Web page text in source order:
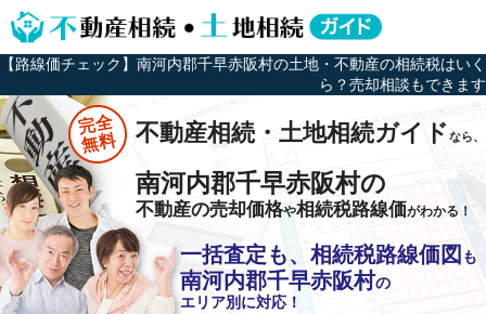
【路線価チェック】南河内郡千早赤阪村の土地・不動産の相続税はいく
ら？売却相談もできます
完全
無料 不動産相続・土地相続ガイドなら、
南河内郡千早赤阪村の
不動産の売却価格や相続税路線価がわかる！
一括査定も、相続税路線価図 も
南河内郡千早赤阪村の
エリア別に対応！